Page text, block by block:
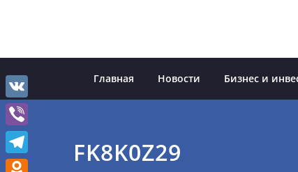
Главная Новости Бизнес и
FK8K0Z29
VK
Viber
Telegram